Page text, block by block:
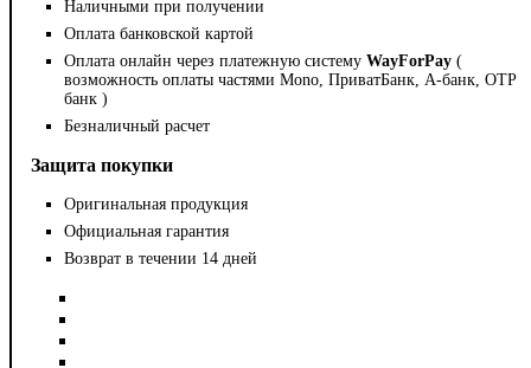
Наличными при получении
Оплата банковской картой
Оплата онлайн через платежную систему WayForPay (
возможность оплаты частями Mono, ПриватБанк, А-банк, OTP
банк )
Безналичный расчет
Защита покупки
Оригинальная продукция
Официальная гарантия
Возврат в течении 14 дней